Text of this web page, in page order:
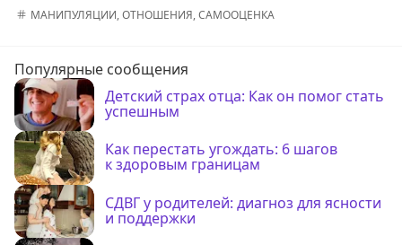
МАНИПУЛЯЦИИ,ОТНОШЕНИЯ,САМООЦЕНКА
Популярные сообщения
Детский страх отца: Как он помог стать
успешным
Как перестать угождать: 6 шагов
к здоровым границам
СДВГ у родителей: диагноз для ясности
и поддержки